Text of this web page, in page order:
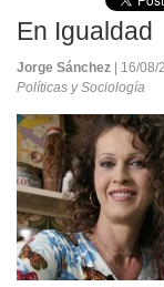
En Igualdad
Jorge Sánchez
| 16/08/
Políticas y Sociología